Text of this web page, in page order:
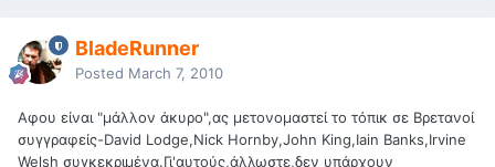
BladeRunner
Posted March 7, 2010
Αφου είναι "μάλλον άκυρο",ας μετονομαστεί το τόπικ σε Βρετανοί
συγγραφείς-David Lodge,Nick Hornby,John King,Iain Banks,Irvine
Welsh συγκεκριμένα.Γι'αυτούς,άλλωστε,δεν υπάρχουν